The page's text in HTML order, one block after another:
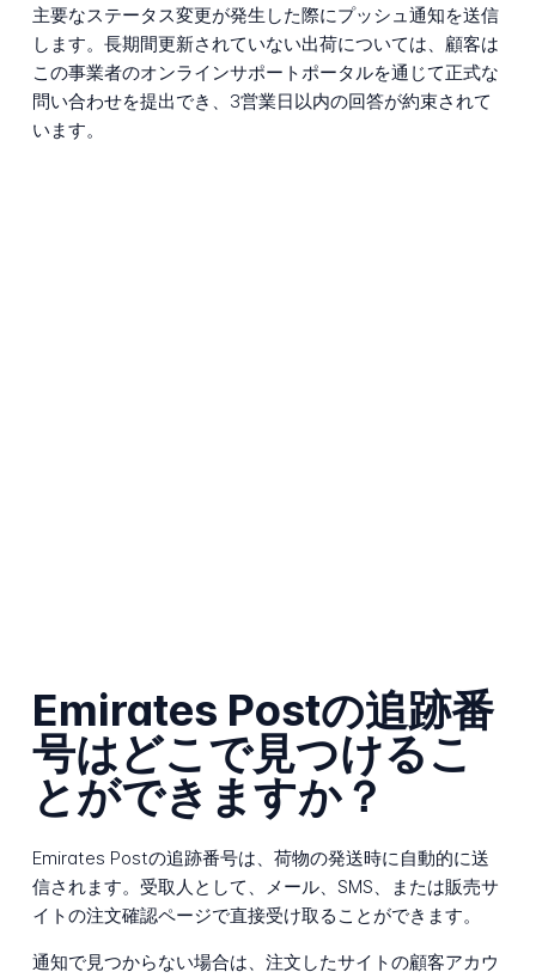
主要なステータス変更が発生した際にプッシュ通知を送信
します。長期間更新されていない出荷については、顧客は
この事業者のオンラインサポートポータルを通じて正式な
問い合わせを提出でき、3営業日以内の回答が約束されて
います。
Emirates Postの追跡番
号はどこで見つけるこ
とができますか？
Emirates Postの追跡番号は、荷物の発送時に自動的に送
信されます。受取人として、メール、SMS、または販売サ
イトの注文確認ページで直接受け取ることができます。
通知で見つからない場合は、注文したサイトの顧客アカウ